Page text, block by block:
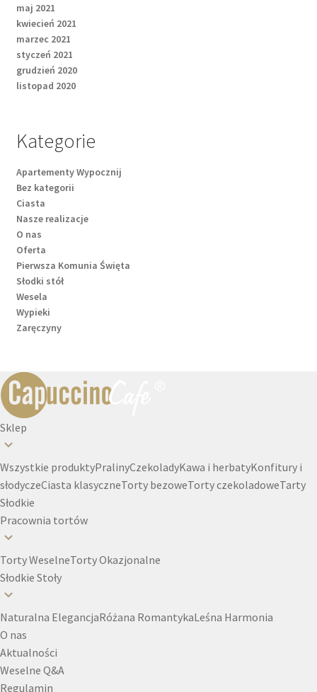
maj 2021
kwiecień 2021
marzec 2021
styczeń 2021
grudzień 2020
listopad 2020
Kategorie
Apartementy Wypocznij
Bez kategorii
Ciasta
Nasze realizacje
O nas
Oferta
Pierwsza Komunia Święta
Słodki stół
Wesela
Wypieki
Zaręczyny
Sklep
Wszystkie produktyPralinyCzekoladyKawa i herbatyKonfitury i
słodyczeCiasta klasyczneTorty bezoweTorty czekoladoweTarty
Słodkie
Pracownia tortów
Torty WeselneTorty Okazjonalne
Słodkie Stoły
Naturalna ElegancjaRóżana RomantykaLeśna Harmonia
O nas
Aktualności
Weselne Q&A
Regulamin